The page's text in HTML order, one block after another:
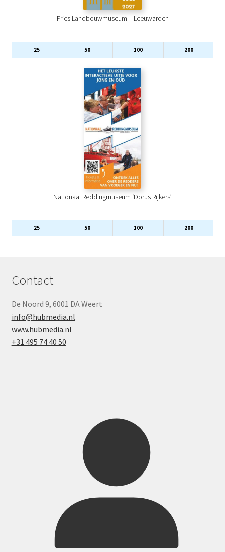
Fries Landbouwmuseum – Leeuwarden
25 50 100 200
Nationaal Reddingmuseum ‘Dorus Rijkers’
25 50 100 200
Contact
De Noord 9, 6001 DA Weert
info@hubmedia.nl
www.hubmedia.nl
+31 495 74 40 50